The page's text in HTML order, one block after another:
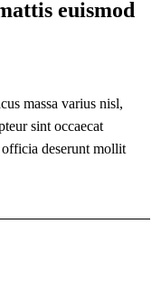
euismod
massa varius nisl,
sint occaecat
deserunt mollit